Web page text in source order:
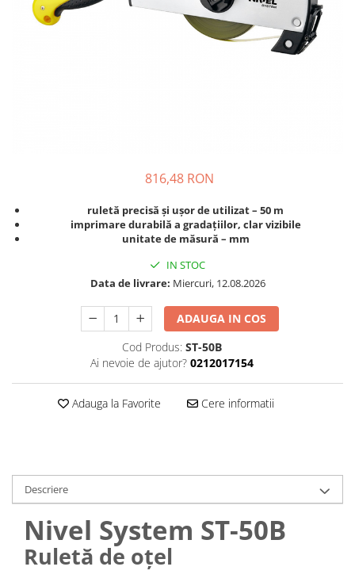
816,48 RON
ruletă precisă și ușor de utilizat – 50 m
imprimare durabilă a gradațiilor, clar vizibile
unitate de măsură – mm
IN STOC
Data de livrare: Miercuri, 12.08.2026
ADAUGA IN COS
Cod Produs: ST-50B
Ai nevoie de ajutor? 0212017154
Adauga la Favorite Cere informatii
Descriere
Nivel System ST-50B
Ruletă de oțel